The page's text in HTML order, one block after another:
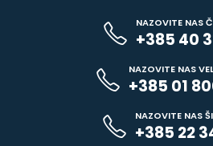
NAZOVITE NAS
+385 40
NAZOVITE NAS
+385 01
NAZOVITE NAS
+385 22